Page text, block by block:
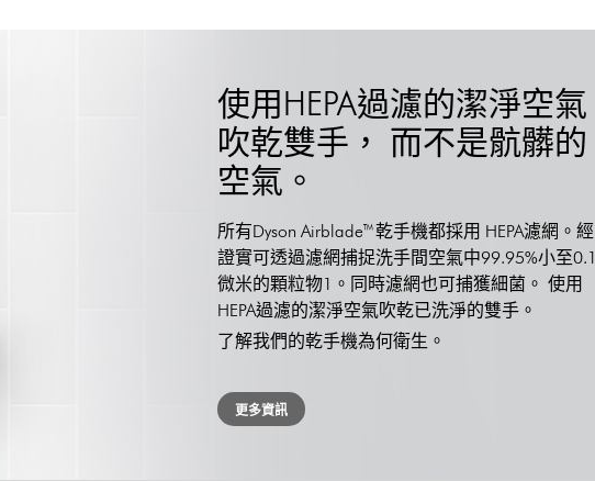
使用HEPA過濾的潔淨空氣
吹乾雙手， 而不是骯髒的
空氣。
所有Dyson Airblade™ 乾手機都採用 HEPA濾網。經
證實可透過濾網捕捉洗手間空氣中99.95%小至0.1
微米的顆粒物1。同時濾網也可捕獲細菌。 使用
HEPA過濾的潔淨空氣吹乾已洗淨的雙手。
了解我們的乾手機為何衛生。
更多資訊